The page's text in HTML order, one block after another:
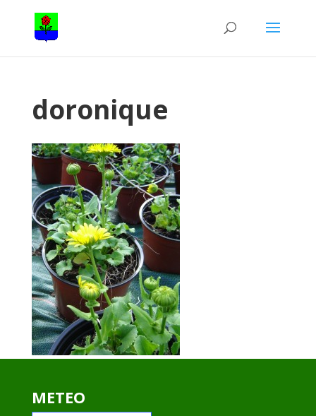
doronique
METEO